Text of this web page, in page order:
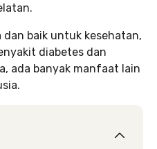
baik untuk kesehatan,
diabetes dan
ada banyak manfaat lain